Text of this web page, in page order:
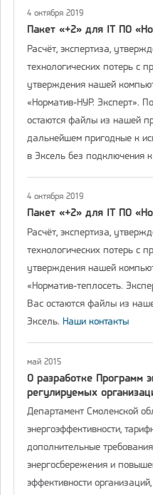
4 октября 2019
Пакет «+2» для IT ПО
Расчёт, экспертиза,
технологических потерь с
утверждения нашей
«Норматив-НУР. Эксперт».
остаются файлы из нашей
дальнейшем пригодные к
в Эксель без подключения к
4 октября 2019
Пакет «+2» для IT ПО
Расчёт, экспертиза,
технологических потерь с
утверждения нашей
«Норматив-теплосеть.
Вас остаются файлы из
Эксель. Наши контакты
май 2015
О разработке Программ
регулируемых
Департамент Смоленской
энергоэффективности,
дополнительные
энергосбережения и
эффективности